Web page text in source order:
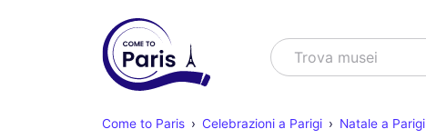
Cercare
Trova s
Come to Paris Celebrazioni a Parigi Natale a Parigi